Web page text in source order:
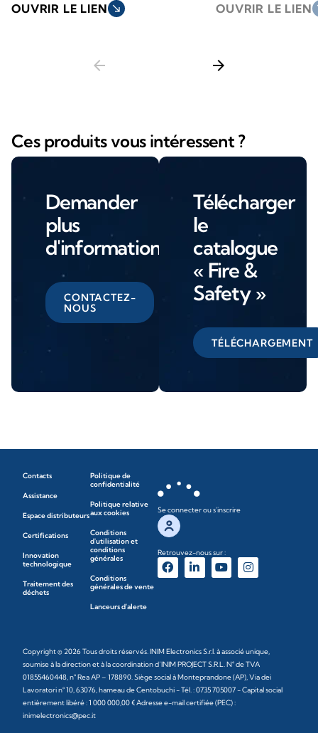
OUVRIR LE LIEN south_east OUVRIR LE LIEN
arrow_back arrow_forward
Ces produits vous intéressent ?
Demander
plus
d'informations
CONTACTEZ-
NOUS
Télécharger
le
catalogue
« Fire &
Safety »
TÉLÉCHARGEMENT
Contacts
Assistance
Espace distributeurs
Certifications
Innovation
technologique
Traitement des
déchets
Politique de
confidentialité
Politique relative
aux cookies
Conditions
d'utilisation et
conditions
générales
Conditions
générales de vente
Lanceurs d'alerte
Se connecter ou s'inscrire
Retrouvez-nous sur :
Copyright © 2026 Tous droits réservés. INIM Electronics S.r.l. à associé unique,
soumise à la direction et à la coordination d’INIM PROJECT S.R.L. N° de TVA
01855460448, n° Rea AP – 178890. Siège social à Monteprandone (AP), Via dei
Lavoratori n° 10, 63076, hameau de Centobuchi - Tél. : 0735 705007 - Capital social
entièrement libéré : 1 000 000,00 € Adresse e-mail certifiée (PEC) :
inimelectronics@pec.it